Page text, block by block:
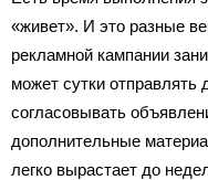
«живет». И это разные
рекламной кампании
может сутки
согласовывать
дополнительные
легко вырастает до